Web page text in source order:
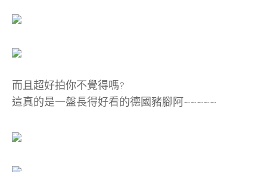
而且超好拍你不覺得嗎?
這真的是一盤長得好看的德國豬腳阿~~~~~